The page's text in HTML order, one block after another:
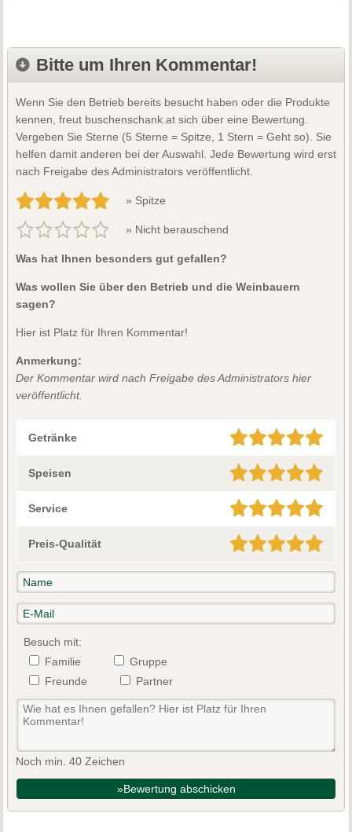
Bitte um Ihren Kommentar!
Wenn Sie den Betrieb bereits besucht haben oder die Produkte
kennen, freut buschenschank.at sich über eine Bewertung.
Vergeben Sie Sterne (5 Sterne = Spitze, 1 Stern = Geht so). Sie
helfen damit anderen bei der Auswahl. Jede Bewertung wird erst
nach Freigabe des Administrators veröffentlicht.
» Spitze
» Nicht berauschend
Was hat Ihnen besonders gut gefallen?
Was wollen Sie über den Betrieb und die Weinbauern
sagen?
Hier ist Platz für Ihren Kommentar!
Anmerkung:
Der Kommentar wird nach Freigabe des Administrators hier
veröffentlicht.
Getränke
Speisen
Service
Preis-Qualität
Besuch mit:
Familie
Gruppe
Freunde
Partner
Noch min. 40 Zeichen
»Bewertung abschicken